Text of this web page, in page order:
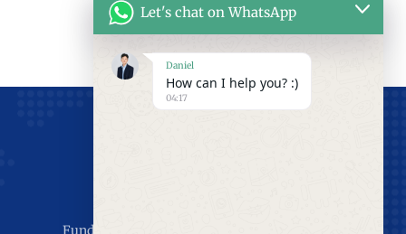
Fundada en 2011, con 15 años de experiencia en
Let's chat on WhatsApp
Daniel
How can I help you? :)
04:17